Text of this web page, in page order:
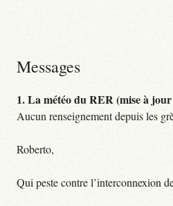
Messages
1.La météo du RER (mise à
Aucun renseignement depuis les
Roberto,
Qui peste contre l’interconnexion